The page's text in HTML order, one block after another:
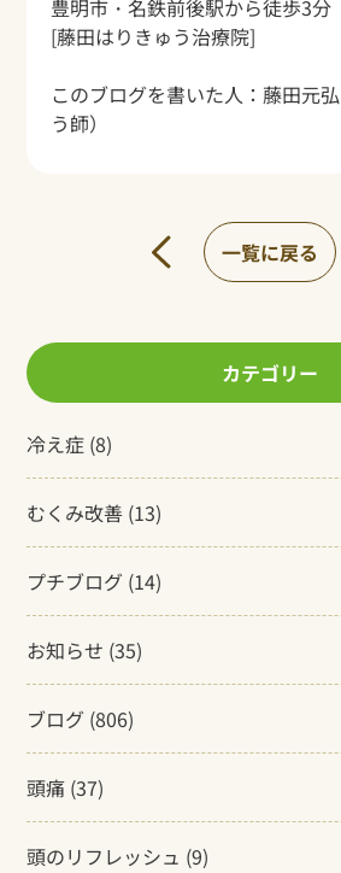
豊明市・名鉄前後駅から徒歩3分
[藤田はりきゅう治療院]
このブログを書いた人： 藤田元弘
う師）
一覧に戻る
カテゴリー
冷え症 (8)
むくみ改善 (13)
プチブログ (14)
お知らせ (35)
ブログ (806)
頭痛 (37)
頭のリフレッシュ (9)